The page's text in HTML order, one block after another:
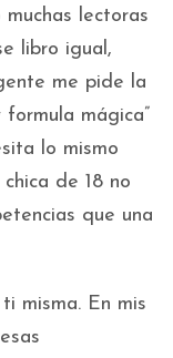
lectoras
libro igual,
me pide la
mágica”
lo mismo
de 18 no
que una
misma. En mis